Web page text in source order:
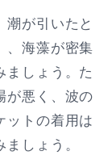
潮が引いたと
、海藻が密集
ましょう。た
が悪く、波の
ットの着用は
しょう。